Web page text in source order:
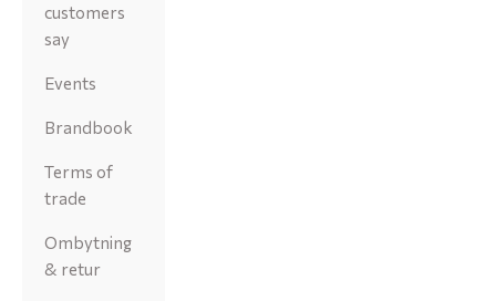
customers
say
Events
Brandbook
Terms of
trade
Ombytning
& retur